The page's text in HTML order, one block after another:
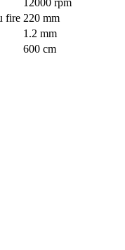
12000 rpm
fire 220 mm
1.2 mm
600 cm